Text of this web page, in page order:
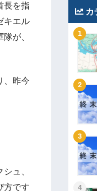
長を指
キエル
が、
、昨今
ュ、
方です
カ
1
2
3
4